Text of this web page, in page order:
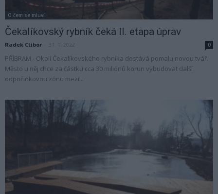
O čem se mluví
Čekalíkovský rybník čeká II. etapa úprav
Radek Ctibor 0
PŘÍBRAM - Okolí Čekalíkovského rybníka dostává pomalu novou tvář.
Město u něj chce za částku cca 30 miliónů korun vybudovat další
odpočinkovou zónu mezi...